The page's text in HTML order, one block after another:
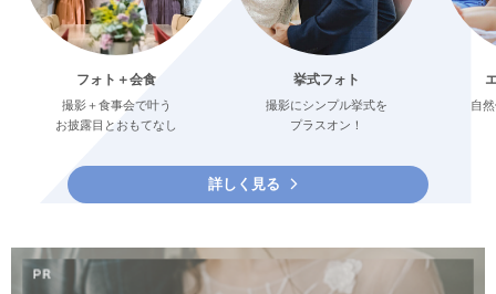
フォト＋会食
撮影＋食事会で叶う
お披露目とおもてなし
挙式フォト
撮影にシンプル挙式を
プラスオン！
自
詳しく見る